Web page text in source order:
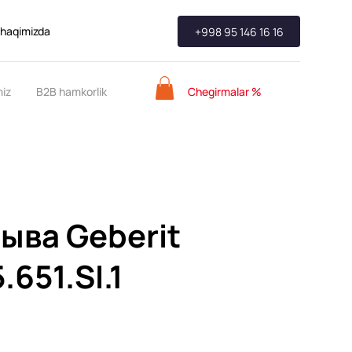
+998 95 146 16 16
B2B hamkorlik Chegirmalar %
Geberit